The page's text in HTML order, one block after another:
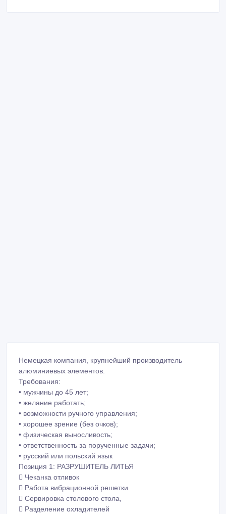
Немецкая компания, крупнейший производитель
алюминиевых элементов.
Требования:
• мужчины до 45 лет;
• желание работать;
• возможности ручного управления;
• хорошее зрение (без очков);
• физическая выносливость;
• ответственность за порученные задачи;
• русский или польский язык
Позиция 1: РАЗРУШИТЕЛЬ ЛИТЬЯ
 Чеканка отливок
 Работа вибрационной решетки
 Сервировка столового стола,
 Разделение охладителей